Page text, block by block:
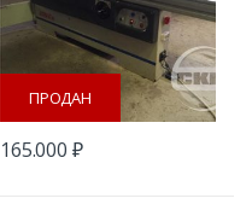
ПРОДАН
165.000 ₽